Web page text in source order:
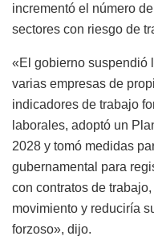
incrementó el número
sectores con riesgo de
«El gobierno suspendió
varias empresas de
indicadores de trabajo
laborales, adoptó un
2028 y tomó medidas
gubernamental para
con contratos de
movimiento y reduciría
forzoso», dijo.